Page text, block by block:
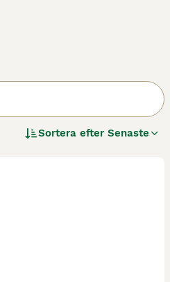
Sortera efter Senaste